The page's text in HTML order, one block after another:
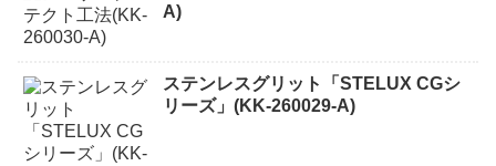
A)
ステンレスグリット「STELUX CGシ
リーズ」(KK-260029-A)